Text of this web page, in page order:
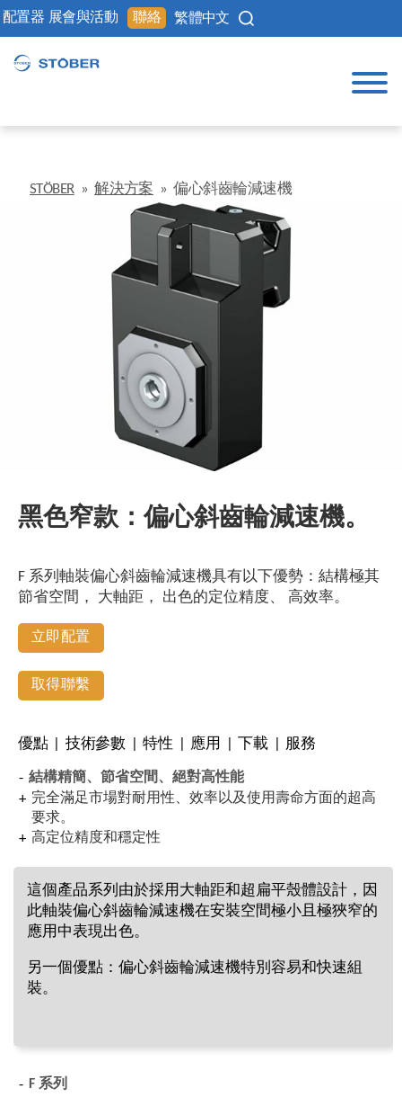
配置器 展會與活動 聯絡 繁體中文
STÖBER » 解決方案 » 偏心斜齒輪減速機
黑色窄款：偏心斜齒輪減速機。
F 系列軸裝偏心斜齒輪減速機具有以下優勢：結構極其
節省空間， 大軸距， 出色的定位精度、 高效率。
立即配置
取得聯繫
優點 技術參數 特性 應用 下載 服務
結構精簡、節省空間、絕對高性能
完全滿足市場對耐用性、效率以及使用壽命方面的超高
要求。
高定位精度和穩定性
這個產品系列由於採用大軸距和超扁平殼體設計，因
此軸裝偏心斜齒輪減速機在安裝空間極小且極狹窄的
應用中表現出色。
另一個優點：偏心斜齒輪減速機特別容易和快速組
裝。
F 系列